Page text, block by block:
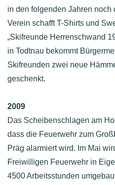
in den folgenden Jahren
Verein schafft T-Shirts und
„Skifreunde Herrenschwand
in Todtnau bekommt
Skifreunden zwei neue
geschenkt.
2009
Das Scheibenschlagen am
dass die Feuerwehr zum
Präg alarmiert wird. Im Mai
Freiwilligen Feuerwehr in
4500 Arbeitsstunden